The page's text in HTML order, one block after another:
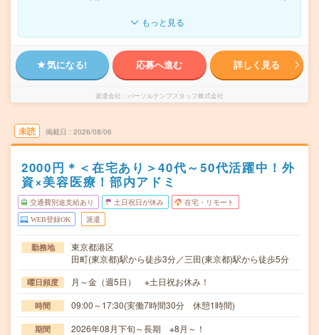
もっと見る
気になる! 応募へ進む 詳しく見る
派遣会社 パーソルテンプスタッフ株式会社
未読 掲載日 2026/08/06
2000円＊＜在宅あり＞40代～50代活躍中！外
資×美容医療！部内アドミ
交通費別途支給あり 土日祝日が休み 在宅・リモート
WEB登録OK 派遣
勤務地
東京都港区
田町(東京都)駅から徒歩3分／三田(東京都)駅から徒歩5分
曜日頻度 月～金（週5日） ※土日祝お休み！
時間 09:00～17:30(実働7時間30分 休憩1時間)
期間 2026年08月下旬～長期 ※8月～！